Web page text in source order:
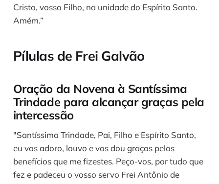
Cristo, vosso Filho, na unidade do Espírito Santo.
Amém.”
Pílulas de Frei Galvão
Oração da Novena à Santíssima
Trindade para alcançar graças pela
intercessão
"Santíssima Trindade, Pai, Filho e Espírito Santo,
eu vos adoro, louvo e vos dou graças pelos
benefícios que me fizestes. Peço-vos, por tudo que
fez e padeceu o vosso servo Frei Antônio de